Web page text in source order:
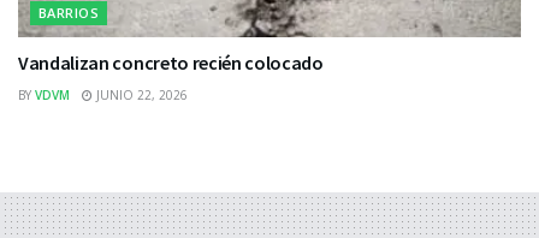
BARRIOS
Vandalizan concreto recién colocado
BY VDVM JUNIO 22, 2026